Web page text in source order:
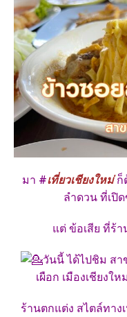
มา #เที่ยวเชียงใหม่ก็
ลำดวน ที่เปิ
แต่ ข้อเสีย ที่ร้
วันนี้ ได้ไปชิม สา
เผือก เมืองเชียงใ
ร้านตกแต่ง สไตล์ทา